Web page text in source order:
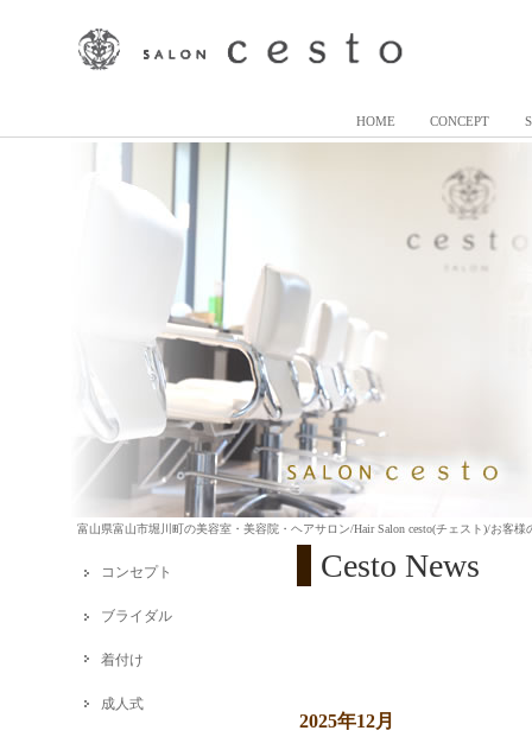
富山県富山市堀川町の美容室・美容院・ヘアサロン/Hair Salon cesto(チェスト)/お客
HOME CONCEPT
Cesto News
2025年12月
コンセプト
ブライダル
着付け
成人式